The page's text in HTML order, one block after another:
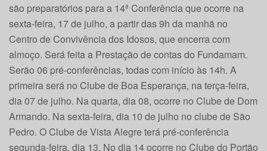
são preparatórios para a 14ª Conferência que ocorre na
sexta-feira, 17 de julho, a partir das 9h da manhã no
Centro de Convivência dos Idosos, que encerra com
almoço. Será feita a Prestação de contas do Fundamam.
Serão 06 pré-conferências, todas com início às 14h. A
primeira será no Clube de Boa Esperança, na terça-feira,
dia 07 de julho. Na quarta, dia 08, ocorre no Clube de Dom
Armando. Na sexta-feira, dia 10 de julho no clube de São
Pedro. O Clube de Vista Alegre terá pré-conferência
segunda-feira, dia 13. No dia 14 ocorre no Clube do Portão